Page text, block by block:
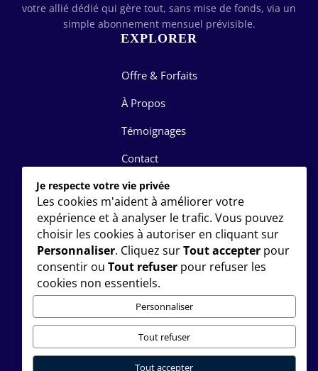
votre allié dédié qui gère tout, sans mise de fonds, via un
simple abonnement mensuel prévisible.
EXPLORER
Offre & Forfaits
À Propos
Témoignages
Contact
FAQ
DISCUTONS
+1 (514) 416-4798
Basé à Montréal, QC
Je respecte votre vie privée
Les cookies m'aident à améliorer votre
expérience et à analyser le trafic. Vous pouvez
choisir les cookies à autoriser en cliquant sur
Personnaliser. Cliquez surTout accepterpour
consentir ou Tout refuserpour refuser les
cookies non essentiels.
Personnaliser
Tout refuser
Tout accepter